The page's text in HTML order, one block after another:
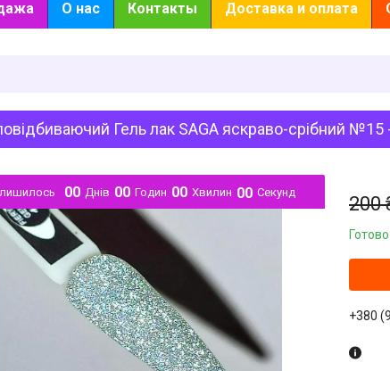
О нас Контакты Доставка и оплата
Гель лак SAGA яскраво-срібний №15
00 Днів 00 Годин 00 Хвилин 00 Секунд
200
+380